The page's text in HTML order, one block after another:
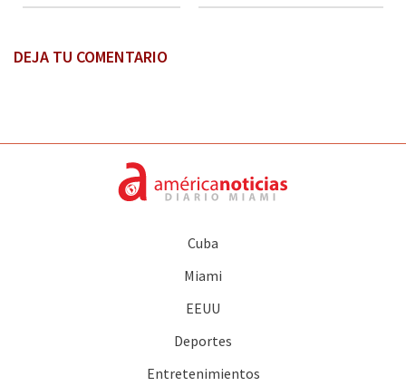
DEJA TU COMENTARIO
Cuba
Miami
EEUU
Deportes
Entretenimientos